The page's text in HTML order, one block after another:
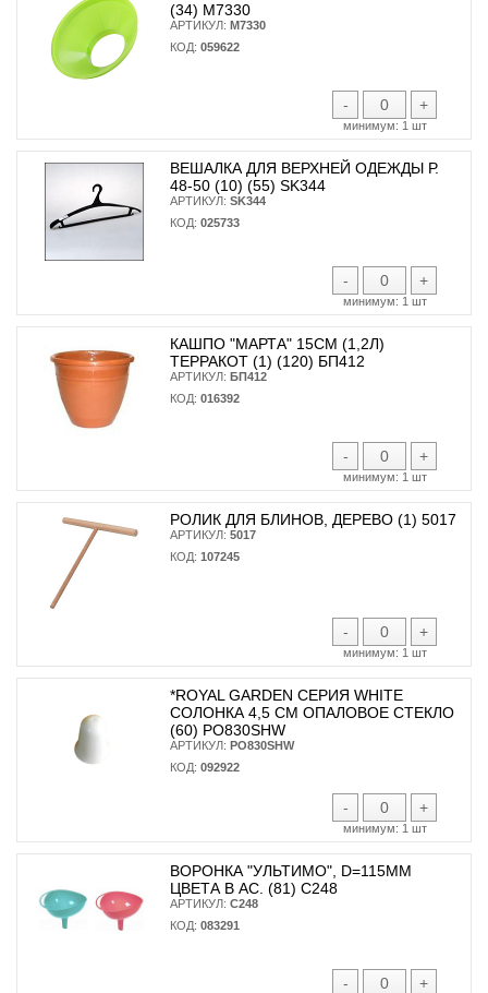
(34) М7330
АРТИКУЛ: М7330
КОД: 059622
- +
минимум: 1 шт
ВЕШАЛКА ДЛЯ ВЕРХНЕЙ ОДЕЖДЫ Р.
48-50 (10) (55) SK344
АРТИКУЛ: SK344
КОД: 025733
- +
минимум: 1 шт
КАШПО "МАРТА" 15СМ (1,2Л)
ТЕРРАКОТ (1) (120) БП412
АРТИКУЛ: БП412
КОД: 016392
- +
минимум: 1 шт
РОЛИК ДЛЯ БЛИНОВ, ДЕРЕВО (1) 5017
АРТИКУЛ: 5017
КОД: 107245
- +
минимум: 1 шт
*ROYAL GARDEN СЕРИЯ WHITE
СОЛОНКА 4,5 СМ ОПАЛОВОЕ СТЕКЛО
(60) PO830SHW
АРТИКУЛ: PO830SHW
КОД: 092922
- +
минимум: 1 шт
ВОРОНКА "УЛЬТИМО", D=115ММ
ЦВЕТА В АС. (81) С248
АРТИКУЛ: С248
КОД: 083291
- +